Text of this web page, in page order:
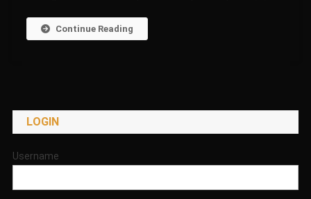
Continue Reading
LOGIN
Username